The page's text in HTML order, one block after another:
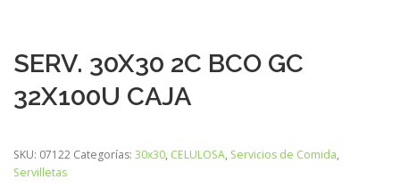
SERV. 30X30 2C BCO GC
32X100U CAJA
SKU: 07122 Categorías: 30x30, CELULOSA, Servicios de Comida,
Servilletas